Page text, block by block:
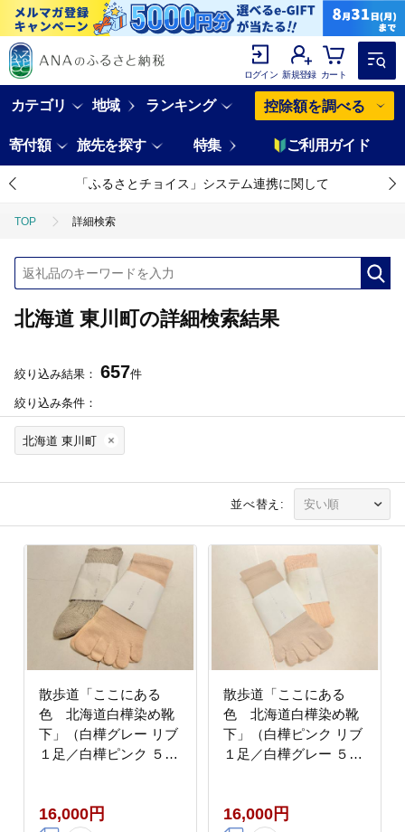
ログイン 新規登録 カート
カテゴリ 地域 ランキング 控除額を調べる
寄付額 旅先を探す 特集 ご利用ガイド
「ふるさとチョイス」システム連携に関して
TOP 詳細検索
北海道 東川町の詳細検索結果
絞り込み結果： 657件
絞り込み条件：
北海道 東川町
並べ替え:
散歩道「ここにある
色 北海道白樺染め靴
下」（白樺グレー リブ
１足／白樺ピンク ５本
16,000円
散歩道「ここにある
色 北海道白樺染め靴
下」（白樺ピンク リブ
１足／白樺グレー ５本
16,000円